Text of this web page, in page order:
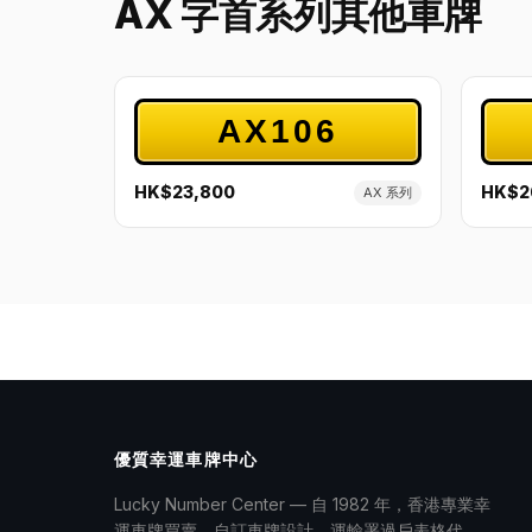
AX 字首系列其他車牌
AX106
HK$23,800 AX 系列
優質幸運車牌中心
Lucky Number Center — 自 1982 年，香港專業幸